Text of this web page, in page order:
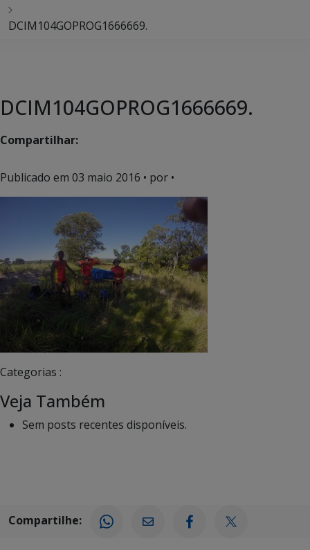
DCIM104GOPROG1666669.
DCIM104GOPROG1666669.
Compartilhar:
Publicado em 03 maio 2016 • por •
Categorias :
Veja Também
Sem posts recentes disponíveis.
Compartilhe: